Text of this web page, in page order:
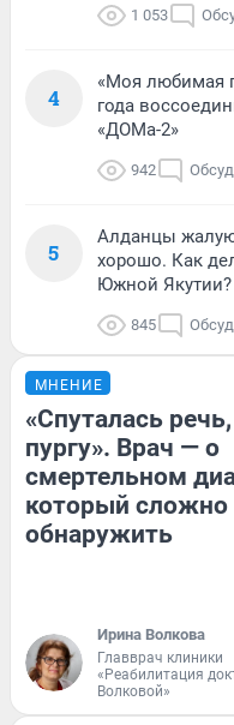
1 053
4
«Моя любимая
года
«ДОМа-2»
942
5
Алданцы
хорошо. Как
Южной Якутии?
845
МНЕНИЕ
«Спуталась
пургу». Врач — о
смертельном
который сложно
обнаружить
Ирина Волкова
Главврач клиники
«Реабилитация
Волковой»